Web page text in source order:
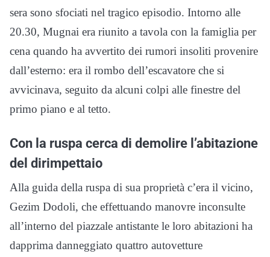
sera sono sfociati nel tragico episodio. Intorno alle
20.30, Mugnai era riunito a tavola con la famiglia per
cena quando ha avvertito dei rumori insoliti provenire
dall’esterno: era il rombo dell’escavatore che si
avvicinava, seguito da alcuni colpi alle finestre del
primo piano e al tetto.
Con la ruspa cerca di demolire l’abitazione
del dirimpettaio
Alla guida della ruspa di sua proprietà c’era il vicino,
Gezim Dodoli, che effettuando manovre inconsulte
all’interno del piazzale antistante le loro abitazioni ha
dapprima danneggiato quattro autovetture